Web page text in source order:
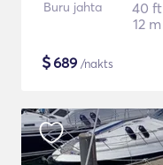
Buru jahta
40 ft
12 m
$689 /nakts